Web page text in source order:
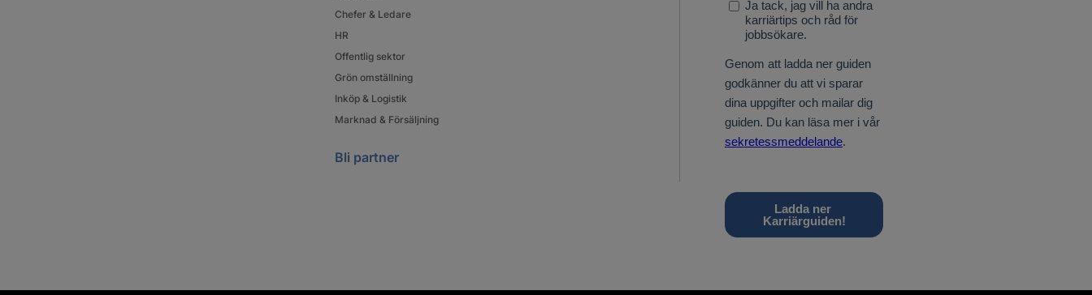
Chefer & Ledare
HR
Offentlig sektor
Grön omställning
Inköp & Logistik
Marknad & Försäljning
Bli partner